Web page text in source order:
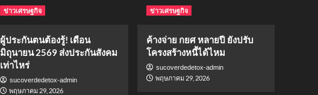
ข่าวเศรษฐกิจ
ผู้ประกันตนต้องรู้! เดือน
มิถุนายน 2569 ส่งประกันสังคม
เท่าไหร่
sucoverdedetox-admin
พฤษภาคม 29, 2026
ข่าวเศรษฐกิจ
ค้างจ่าย กยศ หลายปี ยังปรับ
โครงสร้างหนี้ได้ไหม
sucoverdedetox-admin
พฤษภาคม 29, 2026